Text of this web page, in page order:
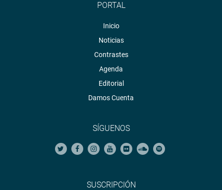
PORTAL
Inicio
Noticias
Contrastes
Agenda
Editorial
Damos Cuenta
SÍGUENOS
SUSCRIPCIÓN